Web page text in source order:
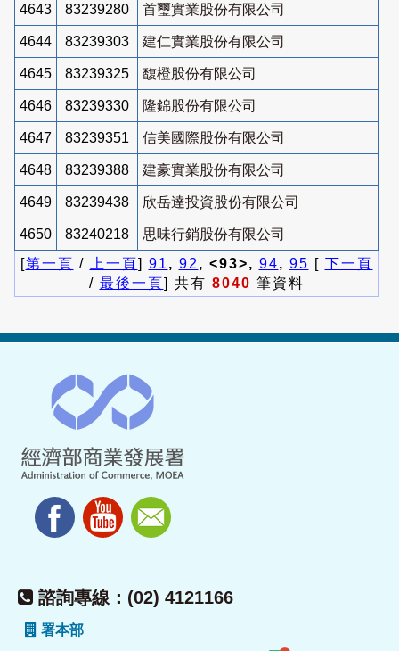
4643 83239280 首璽實業股份有限公司
4644 83239303 建仁實業股份有限公司
4645 83239325 馥橙股份有限公司
4646 83239330 隆錦股份有限公司
4647 83239351 信美國際股份有限公司
4648 83239388 建豪實業股份有限公司
4649 83239438 欣岳達投資股份有限公司
4650 83240218
思味行銷股份有限公司
[第一頁 / 上一頁] 91 , 92 , <93>, 94, 95 [ 下一頁
/ 最後一頁] 共有 8040 筆資料
諮詢專線：(02) 4121166
署本部